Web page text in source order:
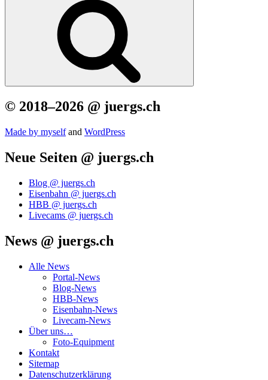
© 2018–2026 @ juergs.ch
Made by mys­elfand Word­Press
Neue Seiten @ juergs.ch
Blog @ juergs.ch
Eisenbahn @ juergs.ch
HBB @ juergs.ch
Livecams @ juergs.ch
News @ juergs.ch
Alle News
Portal-News
Blog-News
HBB-News
Eisenbahn-News
Livecam-News
Über uns…
Foto-Equipment
Kontakt
Sitemap
Datenschutzerklärung